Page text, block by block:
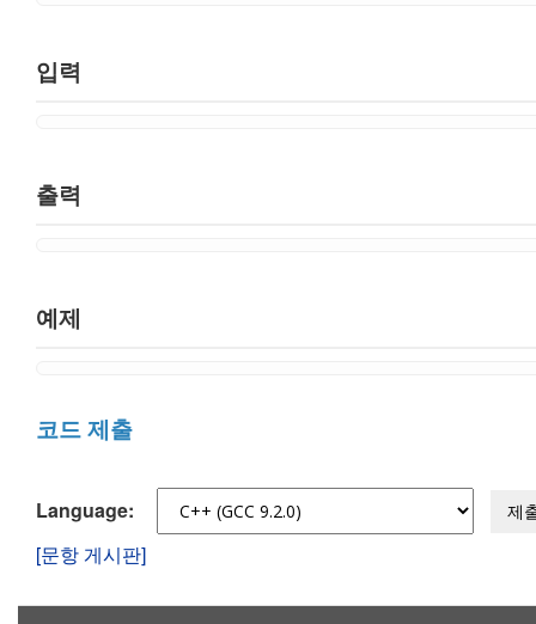
입력
출력
예제
코드 제출
Language: 제
[문항 게시판]